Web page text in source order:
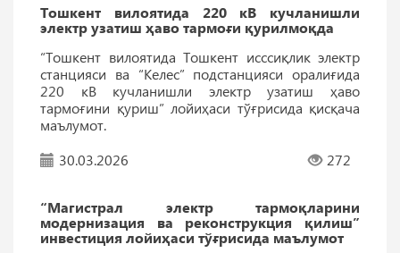
Тошкент вилоятида 220 кВ кучланишли
электр узатиш ҳаво тармоғи қурилмоқда
“Тошкент вилоятида Тошкент исссиқлик электр
станцияси ва “Келес” подстанцияси оралиғида
220 кВ кучланишли электр узатиш ҳаво
тармоғини қуриш” лойиҳаси тўғрисида қисқача
маълумот.
30.03.2026
272
“Магистрал электр тармоқларини
модернизация ва реконструкция қилиш”
инвестиция лойиҳаси тўғрисида маълумот